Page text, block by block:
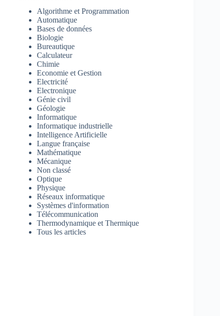
Algorithme et Programmation
Automatique
Bases de données
Biologie
Bureautique
Calculateur
Chimie
Economie et Gestion
Electricité
Electronique
Génie civil
Géologie
Informatique
Informatique industrielle
Intelligence Artificielle
Langue française
Mathématique
Mécanique
Non classé
Optique
Physique
Réseaux informatique
Systèmes d'information
Télécommunication
Thermodynamique et Thermique
Tous les articles